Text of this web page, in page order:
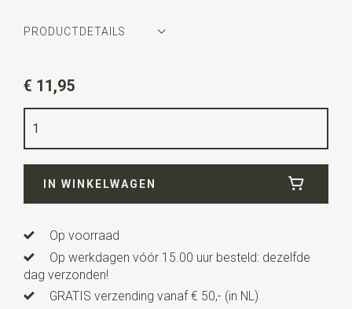
PRODUCTDETAILS
denimblauw
Maat
€ 11,95
IN WINKELWAGEN
Op voorraad
Op werkdagen vóór 15.00 uur besteld: dezelfde
dag verzonden!
GRATIS verzending vanaf € 50,- (in NL)